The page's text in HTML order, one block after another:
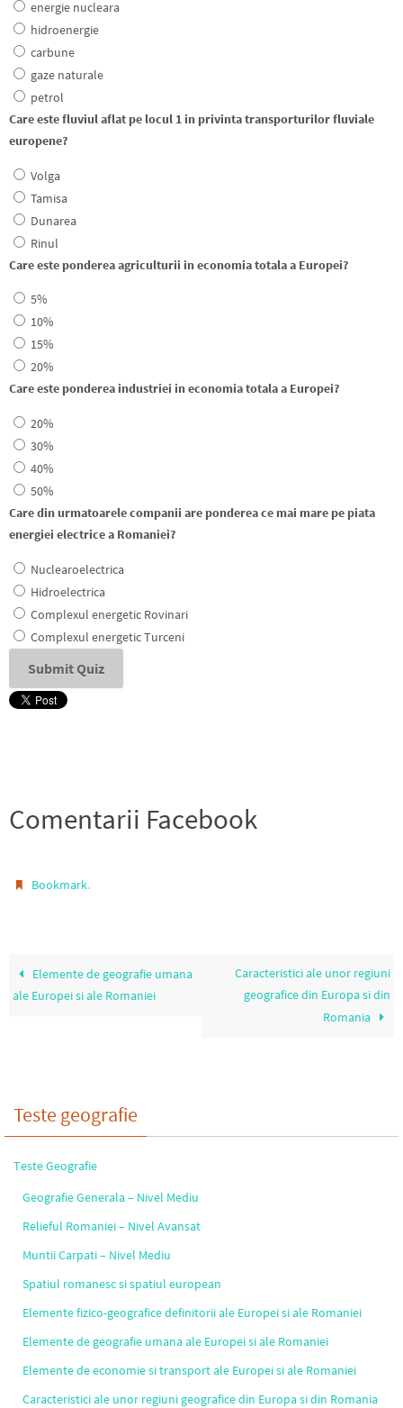
energie nucleara
hidroenergie
carbune
gaze naturale
petrol
Care este fluviul aflat pe locul 1 in privinta transporturilor fluviale
europene?
Volga
Tamisa
Dunarea
Rinul
Care este ponderea agriculturii in economia totala a Europei?
5%
10%
15%
20%
Care este ponderea industriei in economia totala a Europei?
20%
30%
40%
50%
Care din urmatoarele companii are ponderea ce mai mare pe piata
energiei electrice a Romaniei?
Nuclearoelectrica
Hidroelectrica
Complexul energetic Rovinari
Complexul energetic Turceni
Comentarii Facebook
Bookmark.
Elemente de geografie umana
ale Europei si ale Romaniei
Caracteristici ale unor regiuni
geografice din Europa si din
Romania
Teste geografie
Teste Geografie
Geografie Generala – Nivel Mediu
Relieful Romaniei – Nivel Avansat
Muntii Carpati – Nivel Mediu
Spatiul romanesc si spatiul european
Elemente fizico-geografice definitorii ale Europei si ale Romaniei
Elemente de geografie umana ale Europei si ale Romaniei
Elemente de economie si transport ale Europei si ale Romaniei
Caracteristici ale unor regiuni geografice din Europa si din Romania